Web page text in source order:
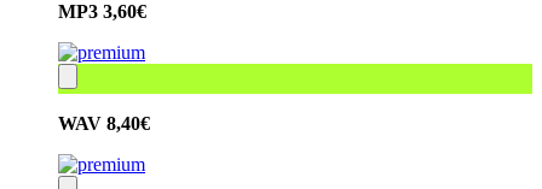
MP3 3,60€
WAV 8,40€